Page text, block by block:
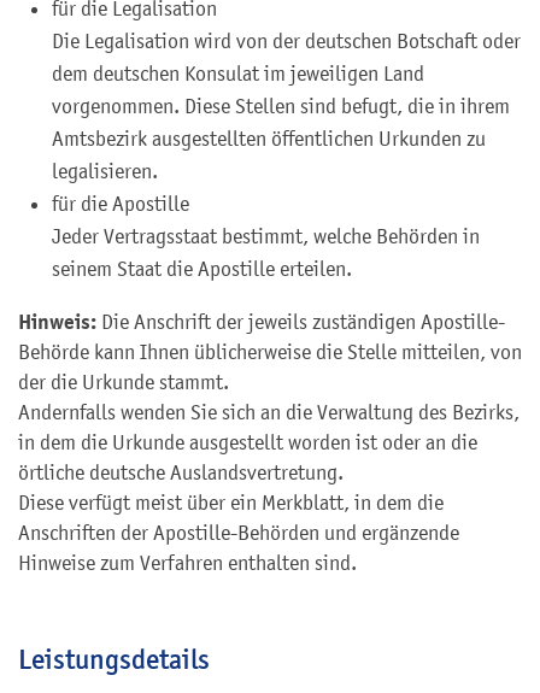
für die Legalisation
Die Legalisation wird von der deutschen Botschaft oder
dem deutschen Konsulat im jeweiligen Land
vorgenommen. Diese Stellen sind befugt, die in ihrem
Amtsbezirk ausgestellten öffentlichen Urkunden zu
legalisieren.
für die Apostille
Jeder Vertragsstaat bestimmt, welche Behörden in
seinem Staat die Apostille erteilen.
Hinweis: Die Anschrift der jeweils zuständigen Apostille-
Behörde kann Ihnen üblicherweise die Stelle mitteilen, von
der die Urkunde stammt.
Andernfalls wenden Sie sich an die Verwaltung des Bezirks,
in dem die Urkunde ausgestellt worden ist oder an die
örtliche deutsche Auslandsvertretung.
Diese verfügt meist über ein Merkblatt, in dem die
Anschriften der Apostille-Behörden und ergänzende
Hinweise zum Verfahren enthalten sind.
Leistungsdetails